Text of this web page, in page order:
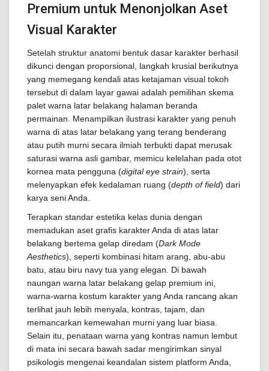
Premium untuk Menonjolkan Aset
Visual Karakter
Setelah struktur anatomi bentuk dasar karakter berhasil
dikunci dengan proporsional, langkah krusial berikutnya
yang memegang kendali atas ketajaman visual tokoh
tersebut di dalam layar gawai adalah pemilihan skema
palet warna latar belakang halaman beranda
permainan. Menampilkan ilustrasi karakter yang penuh
warna di atas latar belakang yang terang benderang
atau putih murni secara ilmiah terbukti dapat merusak
saturasi warna asli gambar, memicu kelelahan pada otot
kornea mata pengguna (digital eye strain), serta
melenyapkan efek kedalaman ruang (depth of field) dari
karya seni Anda.
Terapkan standar estetika kelas dunia dengan
memadukan aset grafis karakter Anda di atas latar
belakang bertema gelap diredam (Dark Mode
Aesthetics), seperti kombinasi hitam arang, abu-abu
batu, atau biru navy tua yang elegan. Di bawah
naungan warna latar belakang gelap premium ini,
warna-warna kostum karakter yang Anda rancang akan
terlihat jauh lebih menyala, kontras, tajam, dan
memancarkan kemewahan murni yang luar biasa.
Selain itu, penataan warna yang kontras namun lembut
di mata ini secara bawah sadar mengirimkan sinyal
psikologis mengenai keandalan sistem platform Anda,